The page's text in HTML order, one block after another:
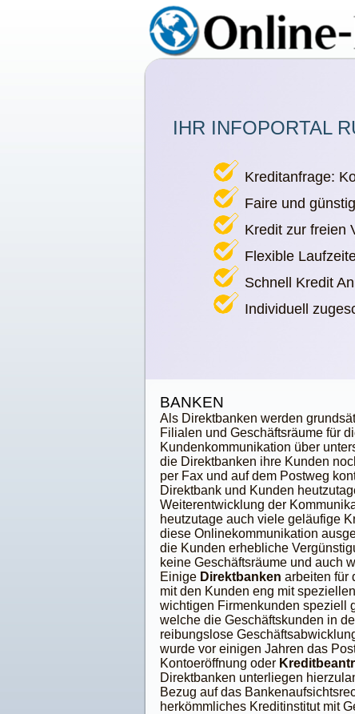
IHR INFOPORTAL
Kreditanfrage:
Faire und
Kredit zur freien
Flexible
Schnell Kredit
Individuell
BANKEN
Als Direktbanken werden
Filialen und Geschäftsräume für
Kundenkommunikation über
die Direktbanken ihre Kunden
per Fax und auf dem Postweg
Direktbank und Kunden
Weiterentwicklung der
heutzutage auch viele geläufige
diese Onlinekommunikation
die Kunden erhebliche
keine Geschäftsräume und auch
Einige Direktbanken arbeiten für
mit den Kunden eng mit
wichtigen Firmenkunden speziell
welche die Geschäftskunden in
reibungslose
wurde vor einigen Jahren das
Kontoeröffnung oder
Direktbanken unterliegen
Bezug auf das
herkömmliches Kreditinstitut mit